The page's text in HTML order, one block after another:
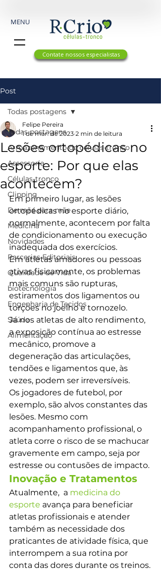
MENU
Contate nossos especialistas
Post
Todas postagens
Armazenamento de células-tronco
Assessoria
Células-tronco
Clipping
De mãe para mãe
Medicina
Novidades
Parcerias Editoriais
Qualidade de Vida
biotecnologia
Engenharia de Tecidos
Saúde
Alimentação
Todas postagens
Lesões ortopédicas no
esporte: Por que elas
acontecem?
Felipe Pereira
1 de mar. de 2023 2 min de leitura
Em primeiro lugar, as lesões
ortopédicas no esporte diário,
normalmente, acontecem por falta
de condicionamento ou execução
inadequada dos exercícios.
Em atletas amadores ou pessoas
ativas fisicamente, os problemas
mais comuns são rupturas,
estiramentos dos ligamentos ou
torções no joelho e tornozelo.
Já nos atletas de alto rendimento,
a exposição contínua ao estresse
mecânico, promove a
degeneração das articulações,
tendões e ligamentos que, às
vezes, podem ser irreversíveis.
Os jogadores de futebol, por
exemplo, são alvos constantes das
lesões. Mesmo com
acompanhamento profissional, o
atleta corre o risco de se machucar
gravemente em campo, seja por
estresse ou contusões de impacto.
Inovação e Tratamentos
Atualmente,  a medicina do
esporte avança para beneficiar
atletas profissionais e atender
também as necessidade dos
praticantes de atividade física, que
interrompem a sua rotina por
conta das dores durante os treinos.